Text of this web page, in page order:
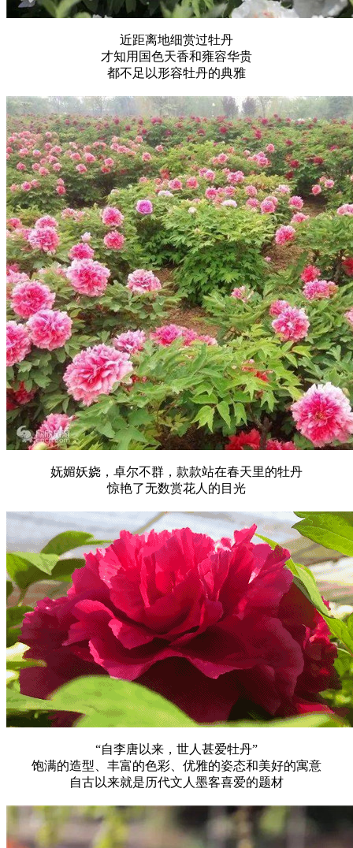
近距离地细赏过牡丹
才知用国色天香和雍容华贵
都不足以形容牡丹的典雅
妩媚妖娆，卓尔不群，款款站在春天里的牡丹
惊艳了无数赏花人的目光
“自李唐以来，世人甚爱牡丹”
饱满的造型、丰富的色彩、优雅的姿态和美好的寓意
自古以来就是历代文人墨客喜爱的题材